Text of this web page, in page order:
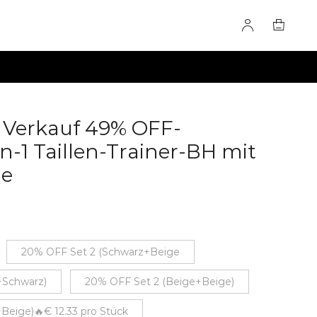
49% OFF-
1 Taillen-Trainer-BH mit
20% OFF Set 2 (Schwarz+Beige
20% OFF Set 2 (Beige+Beige)
12.33 pro Stück